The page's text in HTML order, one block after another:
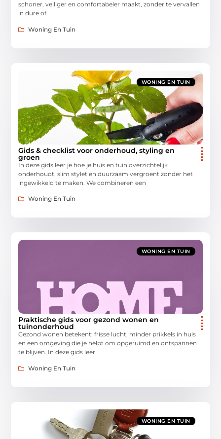
schoner, veiliger en comfortabeler maakt, zonder te vervallen
in dure of
Woning En Tuin
WONING EN TUIN
Gids & checklist voor onderhoud, styling en
groen
In deze gids leer je hoe je huis en tuin overzichtelijk
onderhoudt, slim stylet en duurzaam vergroent zonder het
ingewikkeld te maken. We combineren een
Woning En Tuin
WONING EN TUIN
Praktische gids voor gezond wonen en
tuinonderhoud
Gezond wonen betekent: frisse lucht, minder prikkels in huis
en een omgeving die je helpt om opgeruimd en ontspannen
te blijven. In deze gids leer
Woning En Tuin
WONING EN TUIN